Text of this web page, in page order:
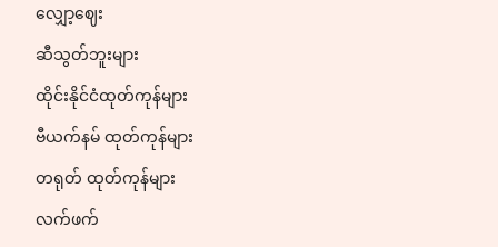
လျှော့ဈေး
ဆီသွတ်ဘူးများ
ထိုင်းနိုင်ငံထုတ်ကုန်များ
ဗီယက်နမ် ထုတ်ကုန်များ
တရုတ် ထုတ်ကုန်များ
လက်ဖက်